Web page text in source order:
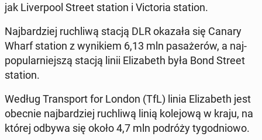
jak Li­ver­po­ol Street station i Vic­to­ria station.
Naj­bar­dziej ru­chli­wą stacją DLR okazała się Canary
Wharf station z wy­ni­kiem 6,13 mln pa­sa­że­rów, a naj­
po­pu­lar­niej­szą stacją linii Eli­za­beth była Bond Street
station.
Według Trans­port for London (TfL) linia Eli­za­beth jest
obecnie naj­bar­dziej ru­chli­wą linią ko­le­jo­wą w kraju, na
której odbywa się około 4,7 mln podróży ty­go­dnio­wo.